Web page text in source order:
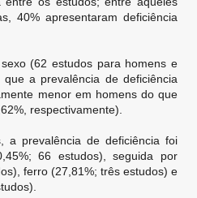
40% apresentaram deficiência
(62 estudos para homens e
a prevalência de deficiência
menor em homens do que
respectivamente).
a prevalência de deficiência foi
66 estudos), seguida por
ferro (27,81%; três estudos) e